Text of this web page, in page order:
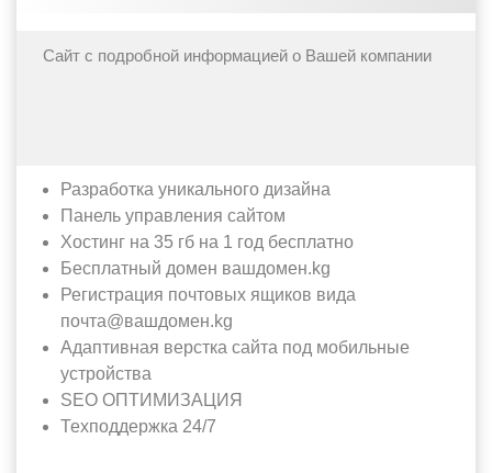
Сайт с подробной информацией о Вашей компании
Разработка уникального дизайна
Панель управления сайтом
Хостинг на 35 гб на 1 год бесплатно
Бесплатный домен вашдомен.kg
Регистрация почтовых ящиков вида
почта@вашдомен.kg
Адаптивная верстка сайта под мобильные
устройства
SEO ОПТИМИЗАЦИЯ
Техподдержка 24/7